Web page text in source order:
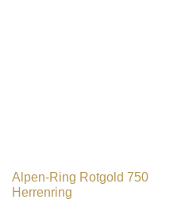
Alpen-Ring Rotgold 750
Herrenring